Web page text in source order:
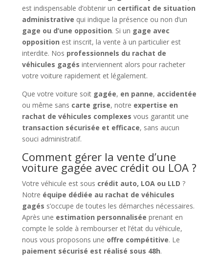
est indispensable d’obtenir un certificat de situation
administrative qui indique la présence ou non d’un
gage ou d’une opposition. Si un gage avec
opposition est inscrit, la vente à un particulier est
interdite. Nos professionnels du rachat de
véhicules gagés interviennent alors pour racheter
votre voiture rapidement et légalement.
Que votre voiture soit gagée, en panne, accidentée
ou même sans carte grise, notre expertise en
rachat de véhicules complexes vous garantit une
transaction sécurisée et efficace, sans aucun
souci administratif.
Comment gérer la vente d’une
voiture gagée avec crédit ou LOA ?
Votre véhicule est sous crédit auto, LOA ou LLD ?
Notre équipe dédiée au rachat de véhicules
gagés s’occupe de toutes les démarches nécessaires.
Après une estimation personnalisée prenant en
compte le solde à rembourser et l’état du véhicule,
nous vous proposons une offre compétitive. Le
paiement sécurisé est réalisé sous 48h.